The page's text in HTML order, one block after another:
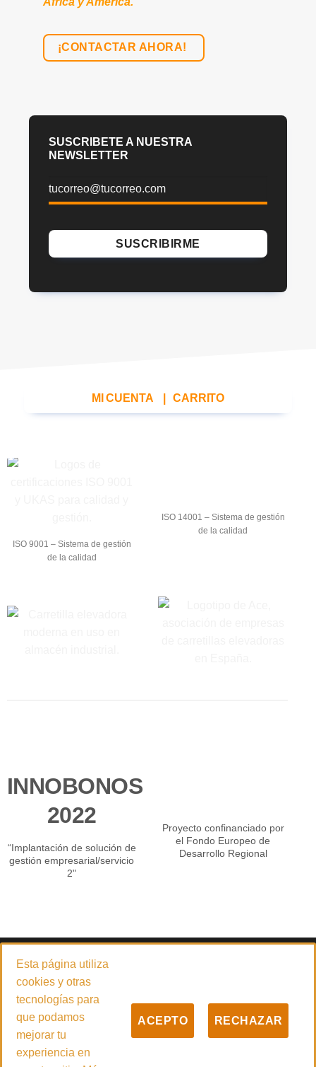
¡CONTACTAR AHORA!
SUSCRIBETE A NUESTRA
NEWSLETTER
MI CUENTA CARRITO
ISO 9001 – Sistema de gestión
de la calidad
ISO 14001 – Sistema de gestión
de la calidad
INNOBONOS
2022
“Implantación de solución de
gestión empresarial/servicio
2"
Proyecto confinanciado por
el Fondo Europeo de
Desarrollo Regional
© 2026PADILLA CARRETILLAS ELEVADORAS 4.0 S.L.
Empresa especializada en la venta y servicio técnico de carretillas
elevadoras, maquinaria de limpieza y desinfección, manipulación
industrial y grupos electrógenos con sede central en Güímar
(Santa Cruz de Tenerife).
Esta página utiliza
cookies y otras
tecnologías para
que podamos
mejorar tu
experiencia en
ACEPTO RECHAZAR